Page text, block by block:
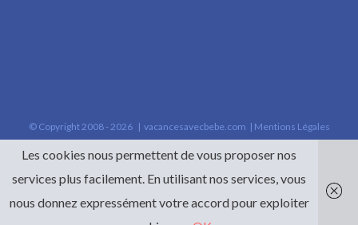
© Copyright 2008 -2026 | vacancesavecbebe.com | Mentions Légales
Les cookies nous permettent de vous proposer nos
services plus facilement. En utilisant nos services, vous
nous donnez expressément votre accord pour exploiter